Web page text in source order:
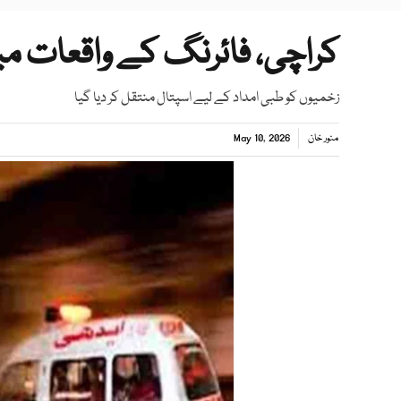
کراچی، فائرنگ کے واقعات میں 3 افراد زخمی
زخمیوں کو طبی امداد کے لیے اسپتال منتقل کر دیا گیا
منور خان May 10, 2026